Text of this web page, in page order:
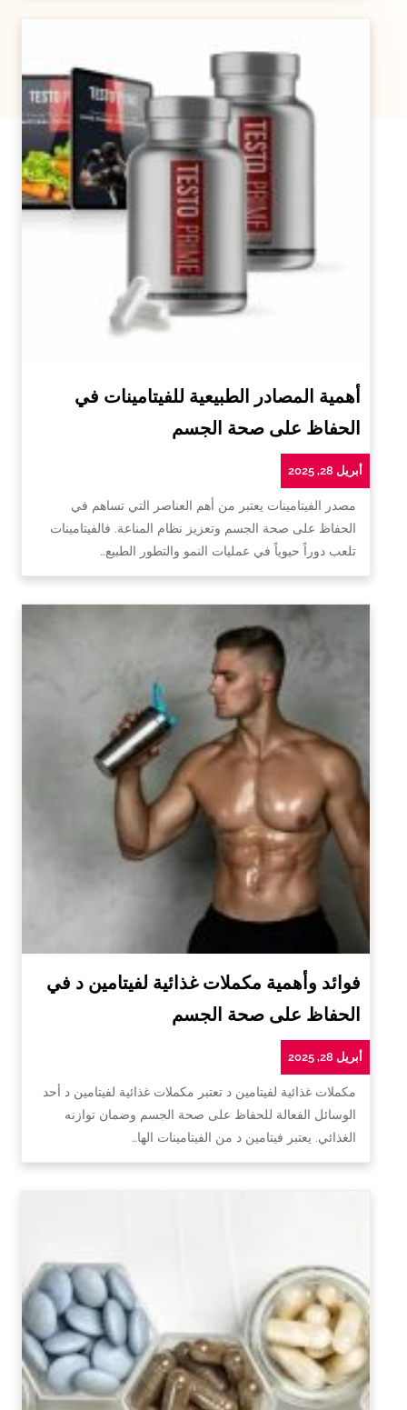
أهمية المصادر الطبيعية للفيتامينات في
الحفاظ على صحة الجسم
أبريل 28, 2025
مصدر الفيتامينات يعتبر من أهم العناصر التي تساهم في
الحفاظ على صحة الجسم وتعزيز نظام المناعة. فالفيتامينات
تلعب دوراً حيوياً في عمليات النمو والتطور الطبيع…
فوائد وأهمية مكملات غذائية لفيتامين د في
الحفاظ على صحة الجسم
أبريل 28, 2025
مكملات غذائية لفيتامين د تعتبر مكملات غذائية لفيتامين د أحد
الوسائل الفعالة للحفاظ على صحة الجسم وضمان توازنه
الغذائي. يعتبر فيتامين د من الفيتامينات الها…